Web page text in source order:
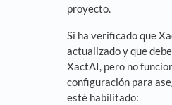
proyecto.
Si ha verificado que
actualizado y que
XactAI, pero no
configuración para
esté habilitado: